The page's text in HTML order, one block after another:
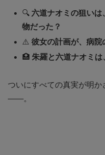
🔍 六道ナオミの狙いは
物だった？
⚠️彼女の計画が、病院
🏥朱羅と六道ナオミは
ついにすべての真実が明
——。